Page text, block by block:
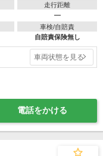
走行距離
―
車検/自賠責
自賠責保険無し
車両状態を見る
電話をかける